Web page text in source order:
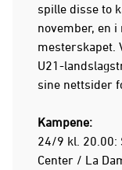
spille disse to
november, en
mesterskapet.
U21-
sine nettsider
Kampene:
24/9 kl. 20.00:
Center / La